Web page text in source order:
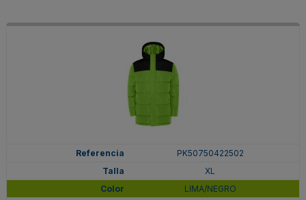
PK50750422502
XL
LIMA/NEGRO